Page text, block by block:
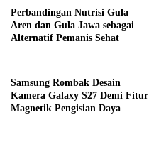
Perbandingan Nutrisi Gula
Aren dan Gula Jawa sebagai
Alternatif Pemanis Sehat
Samsung Rombak Desain
Kamera Galaxy S27 Demi Fitur
Magnetik Pengisian Daya